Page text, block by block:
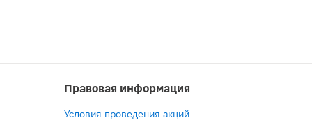
Правовая информация
Условия проведения акций